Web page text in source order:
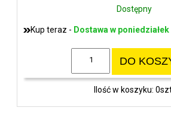
Dostępny
Kup teraz - Dostawa w poniedziałek
DO
Ilość w koszyku: